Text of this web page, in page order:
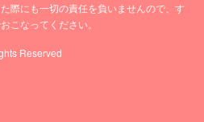
際にも一切の責任を負いませんので、す
こなってください。
Reserved